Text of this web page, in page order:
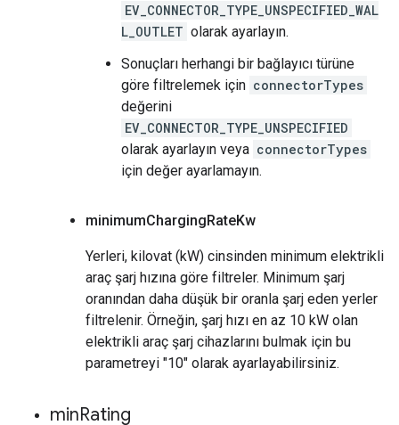
EV_CONNECTOR_TYPE_UNSPECIFIED_WAL
L_OUTLET olarak ayarlayın.
Sonuçları herhangi bir bağlayıcı türüne
göre filtrelemek için connectorTypes
değerini
EV_CONNECTOR_TYPE_UNSPECIFIED
olarak ayarlayın veya connectorTypes
için değer ayarlamayın.
minimumChargingRateKw
Yerleri, kilovat (kW) cinsinden minimum elektrikli
araç şarj hızına göre filtreler. Minimum şarj
oranından daha düşük bir oranla şarj eden yerler
filtrelenir. Örneğin, şarj hızı en az 10 kW olan
elektrikli araç şarj cihazlarını bulmak için bu
parametreyi "10" olarak ayarlayabilirsiniz.
minRating